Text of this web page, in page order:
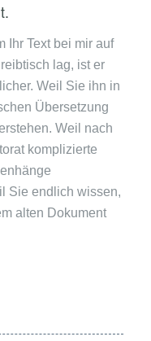
Ihr Text bei mir auf
lag, ist er
Weil Sie ihn in
Übersetzung
Weil nach
komplizierte
Sie endlich wissen,
alten Dokument